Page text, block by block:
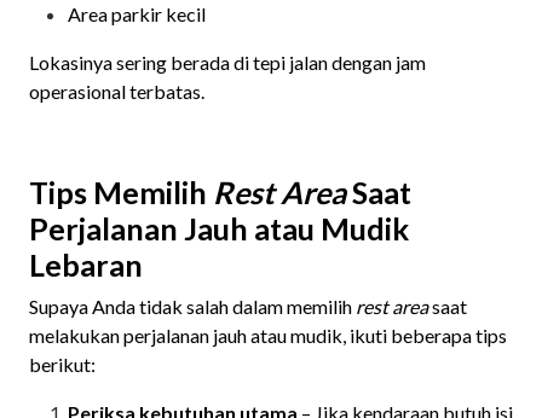
Area parkir kecil
Lokasinya sering berada di tepi jalan dengan jam
operasional terbatas.
Tips Memilih Rest AreaSaat
Perjalanan Jauh atau Mudik
Lebaran
Supaya Anda tidak salah dalam memilih rest areasaat
melakukan perjalanan jauh atau mudik, ikuti beberapa tips
berikut:
Periksa kebutuhan utama – Jika kendaraan butuh isi